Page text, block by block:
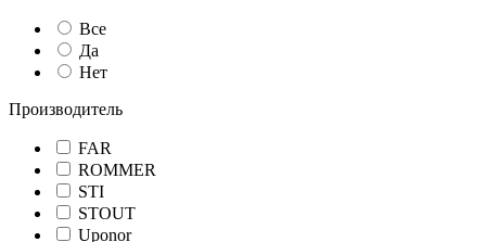
Все
Да
Нет
Производитель
FAR
ROMMER
STI
STOUT
Uponor